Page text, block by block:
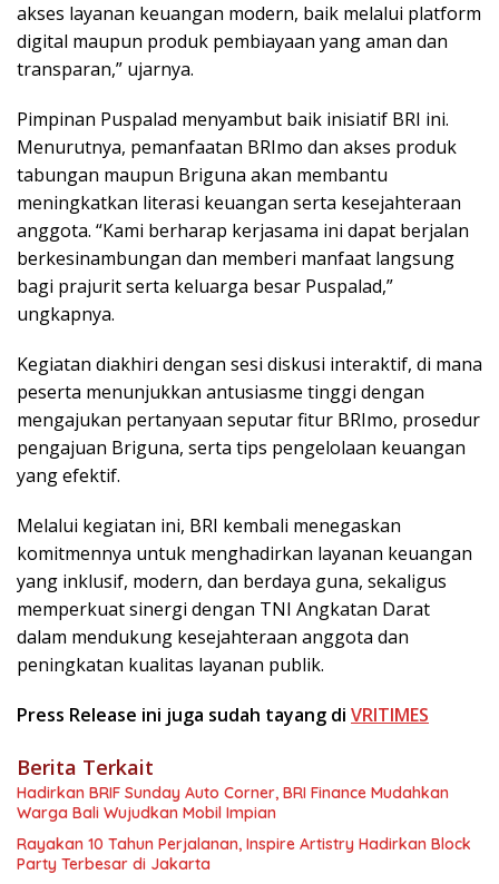
akses layanan keuangan modern, baik melalui platform
digital maupun produk pembiayaan yang aman dan
transparan,” ujarnya.
Pimpinan Puspalad menyambut baik inisiatif BRI ini.
Menurutnya, pemanfaatan BRImo dan akses produk
tabungan maupun Briguna akan membantu
meningkatkan literasi keuangan serta kesejahteraan
anggota. “Kami berharap kerjasama ini dapat berjalan
berkesinambungan dan memberi manfaat langsung
bagi prajurit serta keluarga besar Puspalad,”
ungkapnya.
Kegiatan diakhiri dengan sesi diskusi interaktif, di mana
peserta menunjukkan antusiasme tinggi dengan
mengajukan pertanyaan seputar fitur BRImo, prosedur
pengajuan Briguna, serta tips pengelolaan keuangan
yang efektif.
Melalui kegiatan ini, BRI kembali menegaskan
komitmennya untuk menghadirkan layanan keuangan
yang inklusif, modern, dan berdaya guna, sekaligus
memperkuat sinergi dengan TNI Angkatan Darat
dalam mendukung kesejahteraan anggota dan
peningkatan kualitas layanan publik.
Press Release ini juga sudah tayang di VRITIMES
Berita Terkait
Hadirkan BRIF Sunday Auto Corner, BRI Finance Mudahkan
Warga Bali Wujudkan Mobil Impian
Rayakan 10 Tahun Perjalanan, Inspire Artistry Hadirkan Block
Party Terbesar di Jakarta